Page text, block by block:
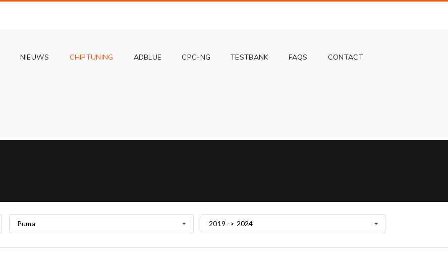
NIEUWS CHIPTUNING ADBLUE CPC-NG TESTBANK FAQS CONTACT
Puma 2019 -> 2024